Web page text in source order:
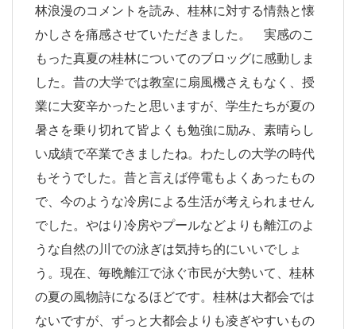
林浪漫のコメントを読み、桂林に対する情熱と懐
かしさを痛感させていただきました。 実感のこ
もった真夏の桂林についてのブロッグに感動しま
した。昔の大学では教室に扇風機さえもなく、授
業に大変辛かったと思いますが、学生たちが夏の
暑さを乗り切れて皆よくも勉強に励み、素晴らし
い成績で卒業できましたね。わたしの大学の時代
もそうでした。昔と言えば停電もよくあったもの
で、今のような冷房による生活が考えられません
でした。やはり冷房やプールなどよりも離江のよ
うな自然の川での泳ぎは気持ち的にいいでしょ
う。現在、毎晩離江で泳ぐ市民が大勢いて、桂林
の夏の風物詩になるほどです。桂林は大都会では
ないですが、ずっと大都会よりも凌ぎやすいもの